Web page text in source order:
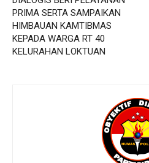
PRIMA SERTA SAMPAIKAN
HIMBAUAN KAMTIBMAS
KEPADA WARGA RT 40
KELURAHAN LOKTUAN